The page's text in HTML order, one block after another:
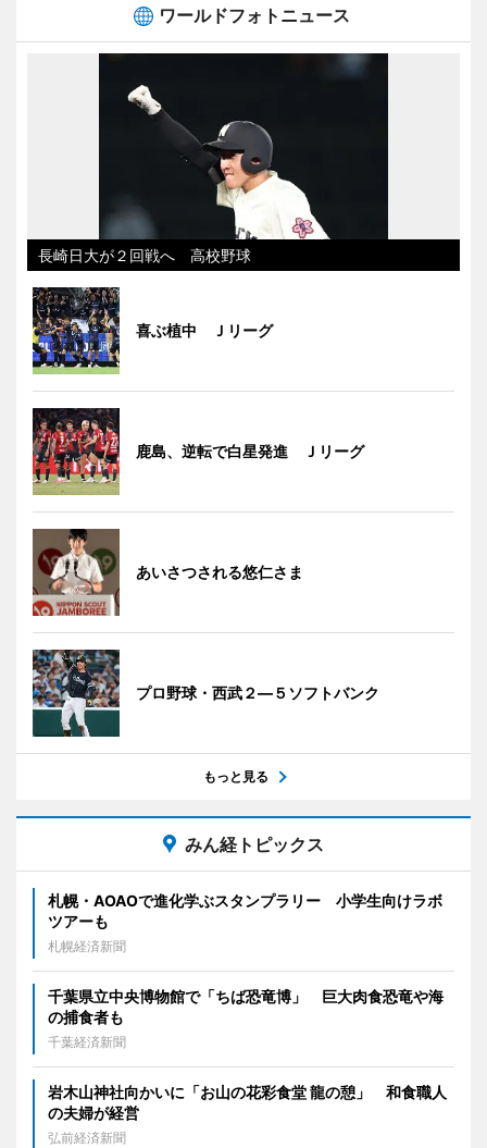
ワールドフォトニュース
長崎日大が２回戦へ 高校野球
喜ぶ植中 Ｊリーグ
鹿島、逆転で白星発進 Ｊリーグ
あいさつされる悠仁さま
プロ野球・西武２―５ソフトバンク
もっと見る
みん経トピックス
札幌・AOAOで進化学ぶスタンプラリー 小学生向けラボ
ツアーも
札幌経済新聞
千葉県立中央博物館で「ちば恐竜博」 巨大肉食恐竜や海
の捕食者も
千葉経済新聞
岩木山神社向かいに「お山の花彩食堂 龍の憩」 和食職人
の夫婦が経営
弘前経済新聞